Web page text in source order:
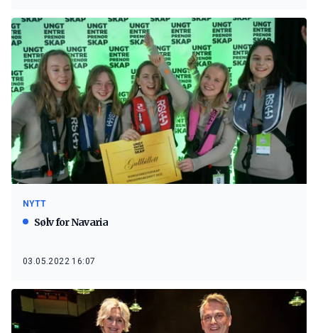
NYTT
Sølv for Navaria
03.05.2022 16:07